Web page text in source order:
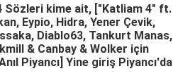
Sözleri kime ait, ["Katliam 4" ft.
Eypio, Hidra, Yener Çevik,
Diablo63, Tankurt Manas,
& Canbay & Wolker için
Piyancı] Yine giriş Piyancı'da